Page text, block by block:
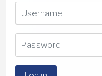
Username
Password